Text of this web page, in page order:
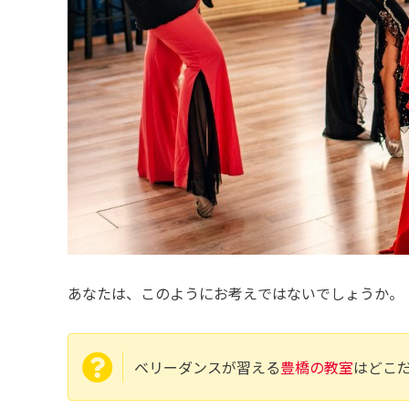
あなたは、このようにお考えではないでしょうか。
ベリーダンスが習える豊橋の教室はどこ